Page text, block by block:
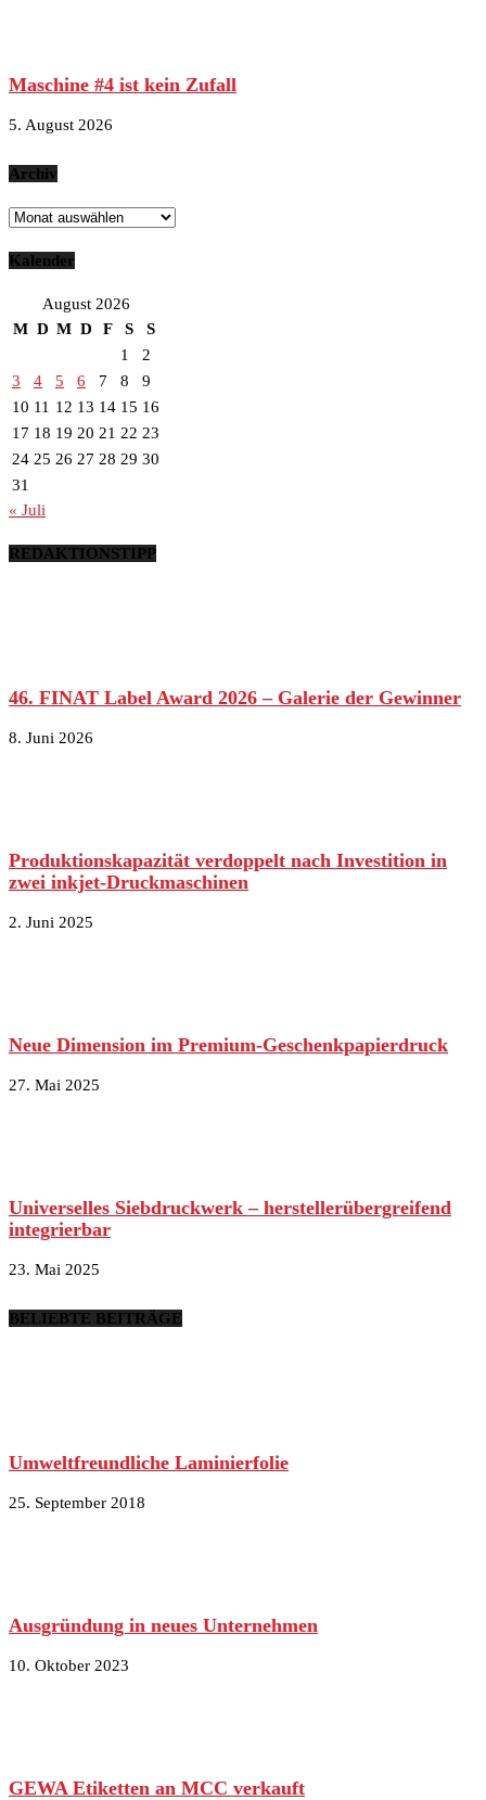
Maschine #4 ist kein Zufall
5. August 2026
Archiv
Archiv
Kalender
August 2026
M D M D F S
S
1
2
3
4 5 6 7 8
9
10 11 12 13 14 15 16
17 18 19 20 21 22 23
24 25 26 27 28 29 30
31
« Juli
REDAKTIONSTIPP
46. FINAT Label Award 2026 – Galerie der Gewinner
8. Juni 2026
Produktionskapazität verdoppelt nach Investition in
zwei inkjet-Druckmaschinen
2. Juni 2025
Neue Dimension im Premium-Geschenkpapierdruck
27. Mai 2025
Universelles Siebdruckwerk – herstellerübergreifend
integrierbar
23. Mai 2025
BELIEBTE BEITRÄGE
Umweltfreundliche Laminierfolie
25. September 2018
Ausgründung in neues Unternehmen
10. Oktober 2023
GEWA Etiketten an MCC verkauft